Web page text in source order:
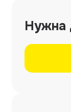
Нужна